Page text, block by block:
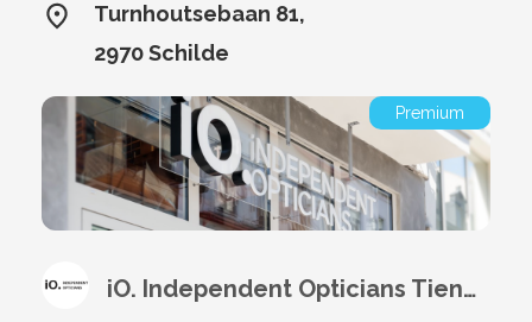
Turnhoutsebaan 81,
2970 Schilde
Premium
iO. Independent Opticians Tienen